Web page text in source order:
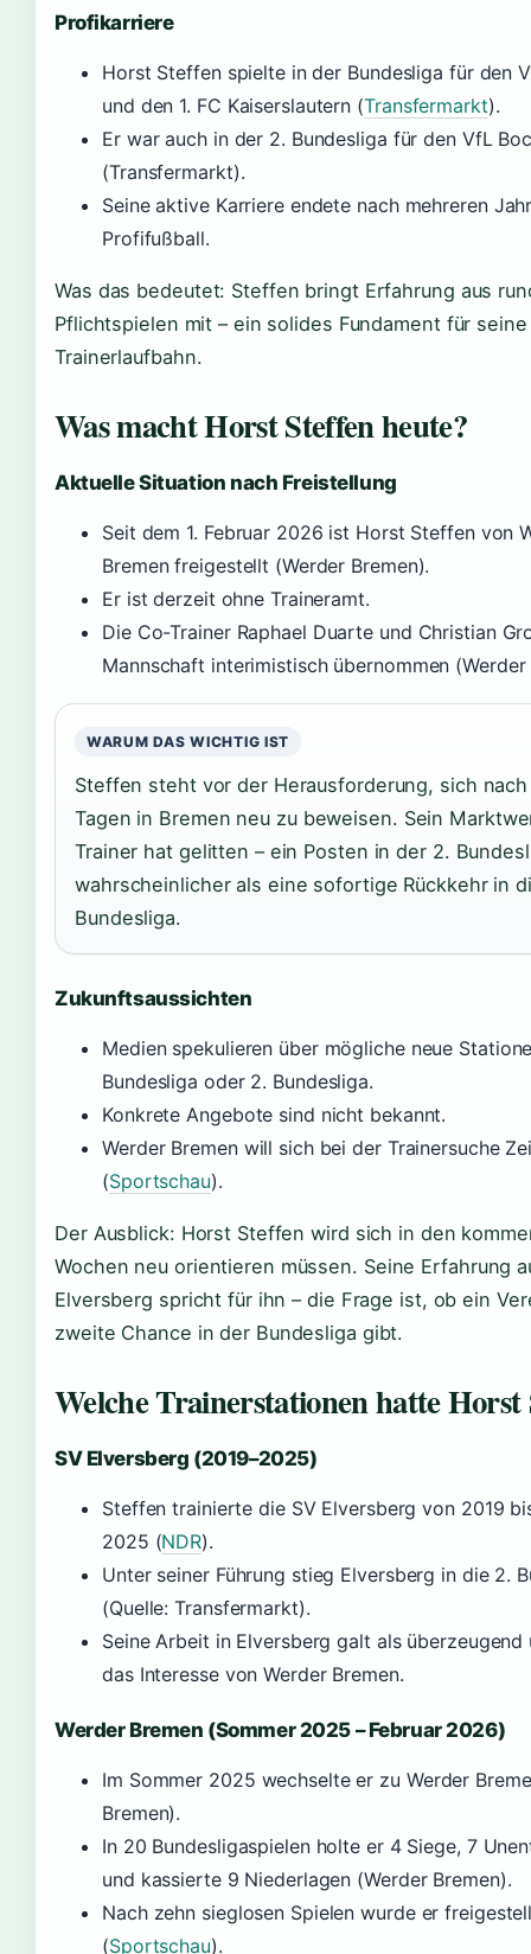
Profikarriere
Horst Steffen spielte in der Bundesliga für den
und den 1. FC Kaiserslautern (Transfermarkt).
Er war auch in der 2. Bundesliga für den VfL
(Transfermarkt).
Seine aktive Karriere endete nach mehreren
Profifußball.
Was das bedeutet: Steffen bringt Erfahrung aus
Pflichtspielen mit – ein solides Fundament für
Trainerlaufbahn.
Was macht Horst Steffen heute?
Aktuelle Situation nach Freistellung
Seit dem 1. Februar 2026 ist Horst Steffen von
Bremen freigestellt (Werder Bremen).
Er ist derzeit ohne Traineramt.
Die Co-Trainer Raphael Duarte und Christian
Mannschaft interimistisch übernommen (Werder
WARUM DAS WICHTIG IST
Steffen steht vor der Herausforderung, sich nach
Tagen in Bremen neu zu beweisen. Sein
Trainer hat gelitten – ein Posten in der 2.
wahrscheinlicher als eine sofortige Rückkehr in
Bundesliga.
Zukunftsaussichten
Medien spekulieren über mögliche neue
Bundesliga oder 2. Bundesliga.
Konkrete Angebote sind nicht bekannt.
Werder Bremen will sich bei der Trainersuche
(Sportschau).
Der Ausblick: Horst Steffen wird sich in den
Wochen neu orientieren müssen. Seine Erfahrung
Elversberg spricht für ihn – die Frage ist, ob ein
zweite Chance in der Bundesliga gibt.
Welche Trainerstationen hatte Horst
SV Elversberg (2019–2025)
Steffen trainierte die SV Elversberg von 2019
2025 (NDR).
Unter seiner Führung stieg Elversberg in die 2.
(Quelle: Transfermarkt).
Seine Arbeit in Elversberg galt als
das Interesse von Werder Bremen.
Werder Bremen (Sommer 2025 – Februar 2026)
Im Sommer 2025 wechselte er zu Werder
Bremen).
In 20 Bundesligaspielen holte er 4 Siege, 7
und kassierte 9 Niederlagen (Werder Bremen).
Nach zehn sieglosen Spielen wurde er
(Sportschau).